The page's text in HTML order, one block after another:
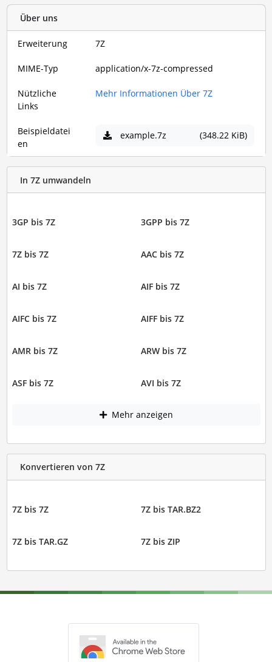
Über uns
Erweiterung 7Z
MIME-Typ application/x-7z-compressed
Nützliche
Links
Mehr Informationen Über 7Z
Beispieldatei
en
example.7z (348.22 KiB)
In 7Z umwandeln
3GP bis 7Z 3GPP bis 7Z
7Z bis 7Z AAC bis 7Z
AI bis 7Z AIF bis 7Z
AIFC bis 7Z AIFF bis 7Z
AMR bis 7Z ARW bis 7Z
ASF bis 7Z AVI bis 7Z
Mehr anzeigen
Konvertieren von 7Z
7Z bis 7Z 7Z bis TAR.BZ2
7Z bis TAR.GZ 7Z bis ZIP